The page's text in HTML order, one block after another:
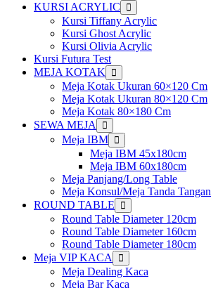
KURSI ACRYLIC
Show
sub
menu
Kursi Tiffany Acrylic
Kursi Ghost Acrylic
Kursi Olivia Acrylic
Kursi Futura Test
MEJA KOTAK
Show
sub
menu
Meja Kotak Ukuran 60×120 Cm
Meja Kotak Ukuran 80×120 Cm
Meja Kotak 80×180 Cm
SEWA MEJA
Show
sub
menu
Meja IBM Show
sub
menu
Meja IBM 45x180cm
Meja IBM 60x180cm
Meja Panjang/Long Table
Meja Konsul/Meja Tanda Tangan
ROUND TABLE
Show
sub
menu
Round Table Diameter 120cm
Round Table Diameter 160cm
Round Table Diameter 180cm
Meja VIP KACA
Show
sub
menu
Meja Dealing Kaca
Meja Bar Kaca